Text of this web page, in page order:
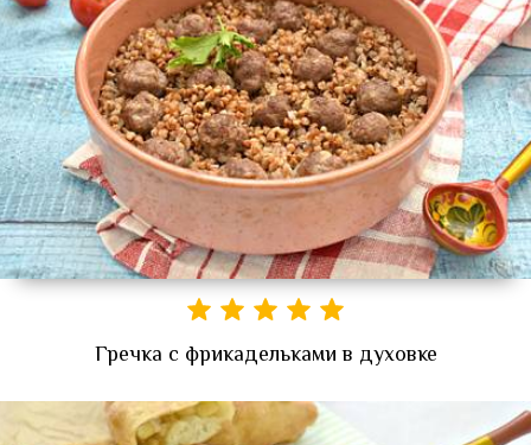
Гречка с фрикадельками в духовке